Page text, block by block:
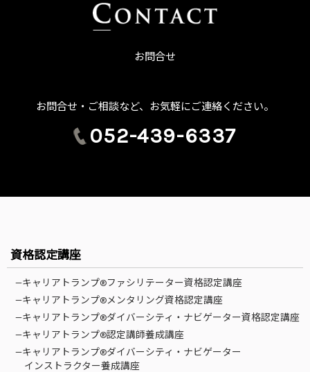
お問合せ
お問合せ・ご相談など、お気軽にご連絡ください。
052-439-6337
資格認定講座
—キャリアトランプ®ファシリテーター資格認定講座
—キャリアトランプ®メンタリング資格認定講座
—キャリアトランプ®ダイバーシティ・ナビゲーター資格認定講座
—キャリアトランプ®認定講師養成講座
—キャリアトランプ®ダイバーシティ・ナビゲーター
インストラクター養成講座